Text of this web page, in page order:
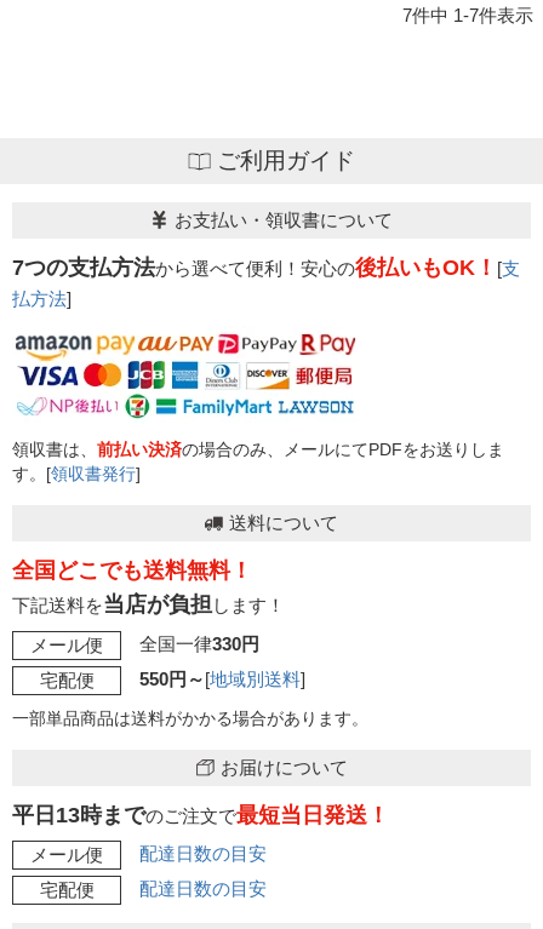
7件中 1-7件表示
ご利用ガイド
お支払い・領収書について
7つの支払方法から選べて便利！安心の後払いもOK！ [支
払方法]
領収書は、 前払い決済の場合のみ、メールにてPDFをお送りしま
す。[領収書発行]
送料について
全国どこでも送料無料！
下記送料を当店が負担します！
メール便
全国一律330円
宅配便
550円～[地域別送料]
一部単品商品は送料がかかる場合があります。
お届けについて
平日13時までのご注文で最短当日発送！
メール便
配達日数の目安
宅配便
配達日数の目安